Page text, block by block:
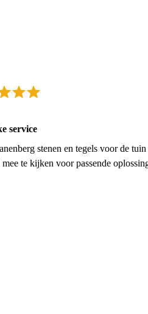
service
stenen en tegels voor de
te kijken voor passende